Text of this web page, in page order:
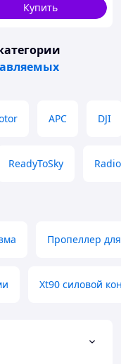
Купить
APC DJI
ReadyToSky
Пропеллер
Xt90 силовой